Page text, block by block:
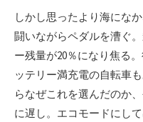
しかし思ったより海にな
闘いながらペダルを漕ぐ
ー残量が20％になり焦る
ッテリー満充電の自転車
らなぜこれを選んだのか
に遅し。エコモードにし